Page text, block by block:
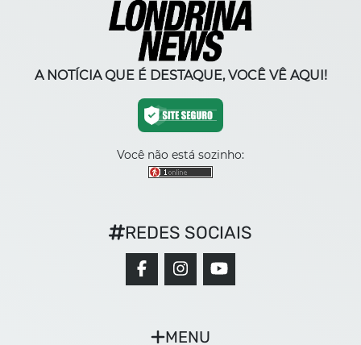
A NOTÍCIA QUE É DESTAQUE, VOCÊ VÊ AQUI!
Você não está sozinho:
MENU
REDES SOCIAIS